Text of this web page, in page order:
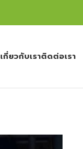
เกี่ยวกับเราติดต่อเรา